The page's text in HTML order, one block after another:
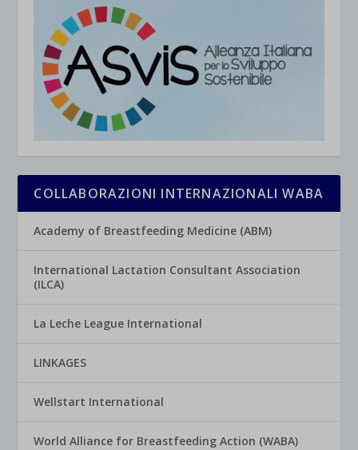
COLLABORAZIONI INTERNAZIONALI WABA
Academy of Breastfeeding Medicine (ABM)
International Lactation Consultant Association
(ILCA)
La Leche League International
LINKAGES
Wellstart International
World Alliance for Breastfeeding Action (WABA)